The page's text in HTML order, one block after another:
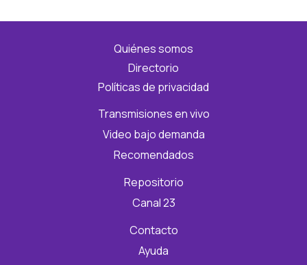
Quiénes somos
Directorio
Políticas de privacidad
Transmisiones en vivo
Video bajo demanda
Recomendados
Repositorio
Canal 23
Contacto
Ayuda